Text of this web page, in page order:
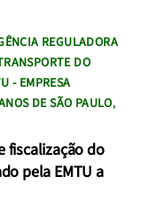
REGULADORA
DO
- EMPRESA
DE SÃO PAULO,
fiscalização do
pela EMTU a